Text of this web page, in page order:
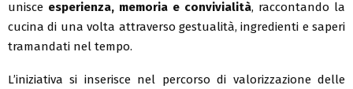
unisce esperienza, memoria e convivialità, raccontando la
cucina di una volta attraverso gestualità, ingredienti e saperi
tramandati nel tempo.
L’iniziativa si inserisce nel percorso di valorizzazione delle